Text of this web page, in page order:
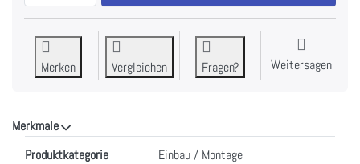
Merken Vergleichen Fragen? Weitersagen
Merkmale
Produktkategorie Einbau / Montage